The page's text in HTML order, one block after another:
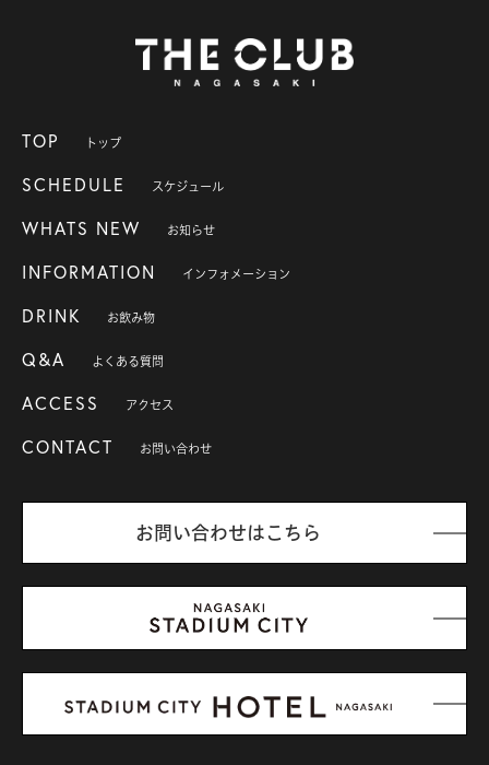
TOP トップ
SCHEDULE スケジュール
WHATS NEW お知らせ
INFORMATION インフォメーション
DRINK お飲み物
Q&A よくある質問
ACCESS アクセス
CONTACT お問い合わせ
お問い合わせはこちら